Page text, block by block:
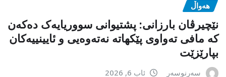
هەواڵ
نێچیرڤان بارزانی: پشتیوانی سووریایەک دەکەن
کە مافی تەواوی پێکهاتە نەتەوەیی و ئایینییەکان
بپارێزێت
سەرنوسەر ئاب 6, 2026